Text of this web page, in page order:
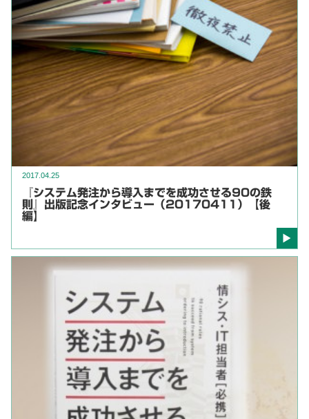
2017.04.25
『システム発注から導入までを成功させる90の鉄
則』出版記念インタビュー（20170411）【後
編】